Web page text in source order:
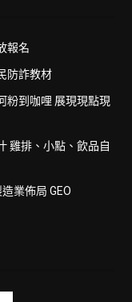
報名
防詐教材
粉到咖哩 展現現點現
雞排、小點、飲品自
業佈局 GEO